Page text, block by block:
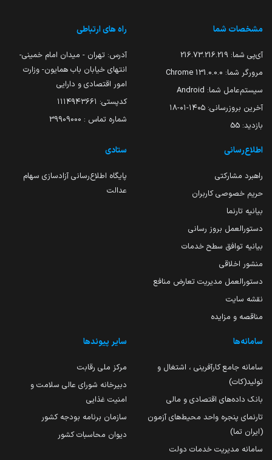
مشخصات شما
آی‌پی شما: 216.73.216.219
مرورگر شما: 131.0.0.0 Chrome
سیستم‌عامل شما: Android
آخرین بروزرسانی: ۱۴۰۵-۰۱-۱۸
بازدید: 55
راه های ارتباطی
آدرس: تهران - میدان امام خمینی-
انتهای خیابان باب همایون- وزارت
امور اقتصادی و دارایی
کدپستی: ۱۱۱۴۹۴۳۶۶۱
شماره تماس : 39909000
اطلاع‌رسانی
راهبرد مشارکتی
حریم خصوصی کاربران
بیانیه تارنما
دستورالعمل بروز رسانی
بیانیه توافق سطح خدمات
منشور اخلاقی
دستورالعمل مدیریت تعارض منافع
نقشه سایت
مناقصه و مزایده
ستادی
پایگاه اطلاع‌رسانی آزادسازی سهام
عدالت
سامانه‌ها
سامانه جامع کارآفرینی ، اشتغال و
تولید(کات)
بانک داده‌های اقتصادی و مالی
تارنمای پنجره واحد محیط‌های آزمون
(ایران تما)
سامانه مدیریت خدمات دولت
سایر پیوندها
مرکز ملی رقابت
دبیرخانه شورای عالی سلامت و
امنیت غذایی
سازمان برنامه بودجه کشور
دیوان محاسبات کشور